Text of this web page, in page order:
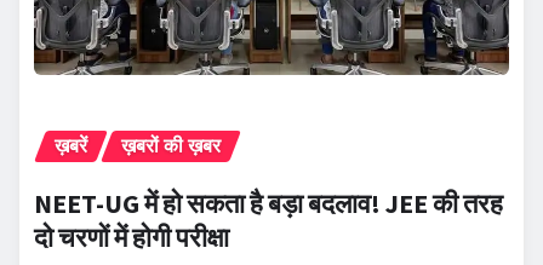
ख़बरें ख़बरों की ख़बर
NEET-UG में हो सकता है बड़ा बदलाव! JEE की तरह
दो चरणों में होगी परीक्षा